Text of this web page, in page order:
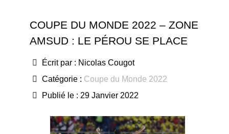
COUPE DU MONDE 2022 – ZONE
AMSUD : LE PÉROU SE PLACE
Écrit par : Nicolas Cougot
Catégorie : Coupe du Monde 2022
Publié le : 29 Janvier 2022